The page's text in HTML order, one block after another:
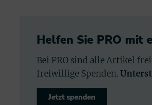
Helfen Sie PRO mit
Bei PRO sind alle Artikel
freiwillige Spenden.
Jetzt spenden